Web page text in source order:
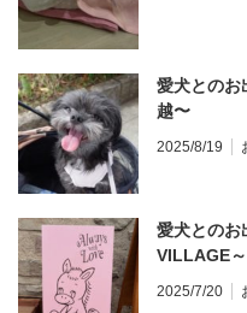
愛犬との
越〜
2025/8/19
愛犬との
VILLAGE～
2025/7/20